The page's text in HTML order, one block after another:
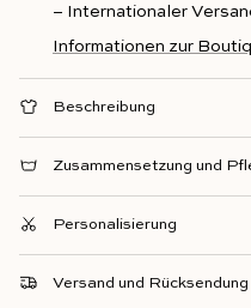
– Internationaler
Informationen zur
Beschreibung
Zusammensetzung und
Personalisierung
Versand und Rücksendung